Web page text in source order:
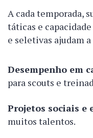
A cada temporada,
táticas e
e seletivas ajudam
Desempenho em
para scouts e
Projetos sociais e
muitos talentos.